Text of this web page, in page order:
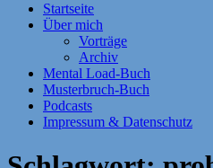
Startseite
Über mich
Vorträge
Archiv
Mental Load-Buch
Musterbruch-Buch
Podcasts
Impressum & Datenschutz